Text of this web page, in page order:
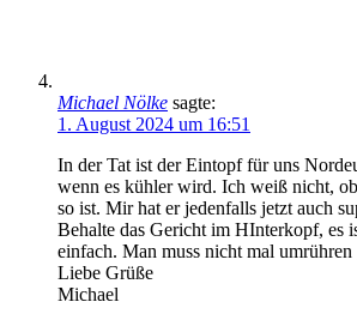
Michael Nölke sagte:
1. August 2024 um 16:51
In der Tat ist der Eintopf für uns
wenn es kühler wird. Ich weiß nicht,
so ist. Mir hat er jedenfalls jetzt auch
Behalte das Gericht im HInterkopf, es
einfach. Man muss nicht mal umrühren
Liebe Grüße
Michael